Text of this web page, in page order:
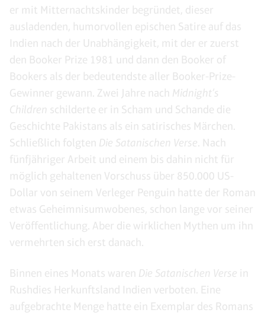
er mit Mitternachtskinder begründet, dieser
ausladenden, humorvollen epischen Satire auf das
Indien nach der Unabhängigkeit, mit der er zuerst
den Booker Prize 1981 und dann den Booker of
Bookers als der bedeutendste aller Booker-Prize-
Gewinner gewann. Zwei Jahre nach Midnight’s
Children schilderte er in Scham und Schande die
Geschichte Pakistans als ein satirisches Märchen.
Schließlich folgten Die Satanischen Verse . Nach
fünfjähriger Arbeit und einem bis dahin nicht für
möglich gehaltenen Vorschuss über 850.000 US-
Dollar von seinem Verleger Penguin hatte der Roman
etwas Geheimnisumwobenes, schon lange vor seiner
Veröffentlichung. Aber die wirklichen Mythen um ihn
vermehrten sich erst danach.
Binnen eines Monats waren Die Satanischen Verse in
Rushdies Herkunftsland Indien verboten. Eine
aufgebrachte Menge hatte ein Exemplar des Romans